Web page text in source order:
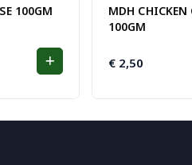
100GM
MDH CHICKEN
100GM
€ 2,50